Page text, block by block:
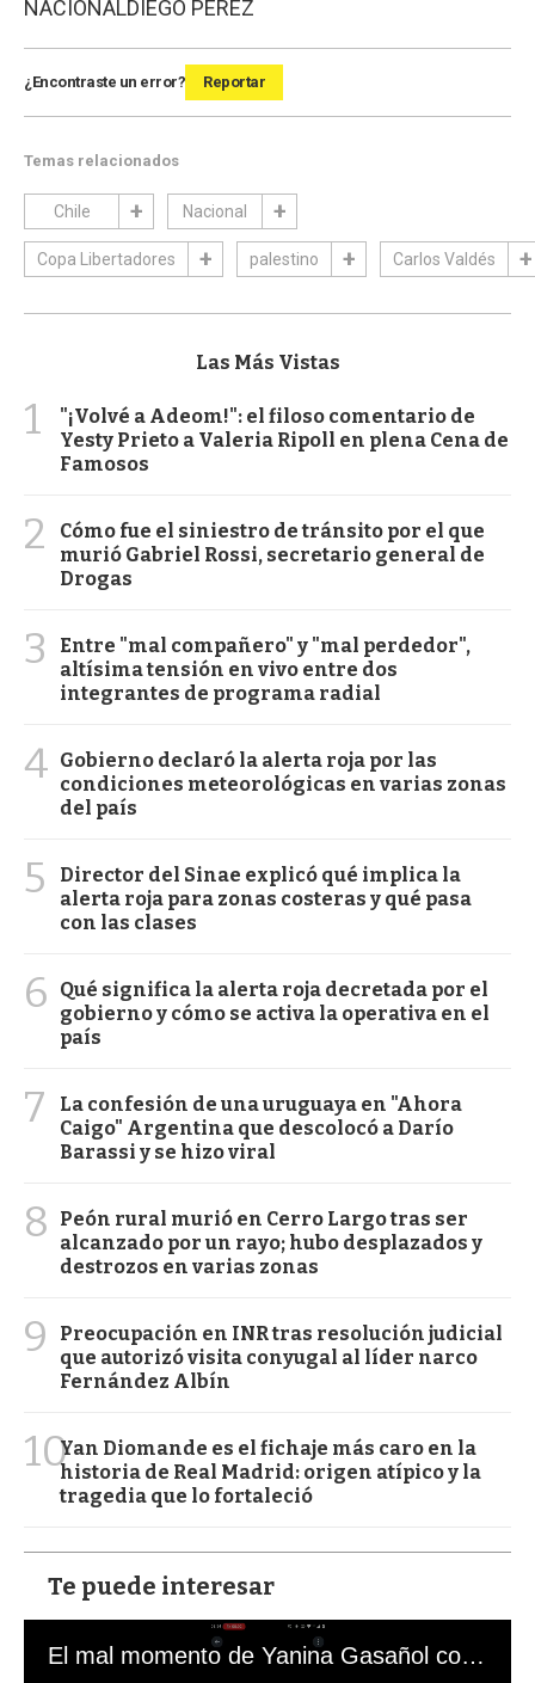
NACIONALDIEGO PÉREZ
¿Encontraste un error? Reportar
Temas relacionados
Chile Nacional
Copa Libertadores palestino Carlos Valdés
Las Más Vistas
1
"¡Volvé a Adeom!": el filoso comentario de
Yesty Prieto a Valeria Ripoll en plena Cena de
Famosos
2
Cómo fue el siniestro de tránsito por el que
murió Gabriel Rossi, secretario general de
Drogas
3
Entre "mal compañero" y "mal perdedor",
altísima tensión en vivo entre dos
integrantes de programa radial
4 Gobierno declaró la alerta roja por las
condiciones meteorológicas en varias zonas
del país
5
Director del Sinae explicó qué implica la
alerta roja para zonas costeras y qué pasa
con las clases
6
Qué significa la alerta roja decretada por el
gobierno y cómo se activa la operativa en el
país
7
La confesión de una uruguaya en "Ahora
Caigo" Argentina que descolocó a Darío
Barassi y se hizo viral
8
Peón rural murió en Cerro Largo tras ser
alcanzado por un rayo; hubo desplazados y
destrozos en varias zonas
9
Preocupación en INR tras resolución judicial
que autorizó visita conyugal al líder narco
Fernández Albín
10Yan Diomande es el fichaje más caro en la
historia de Real Madrid: origen atípico y la
tragedia que lo fortaleció
Te puede interesar
El mal momento de Yanina Gasañol con un hincha argentino en "Subrayado"